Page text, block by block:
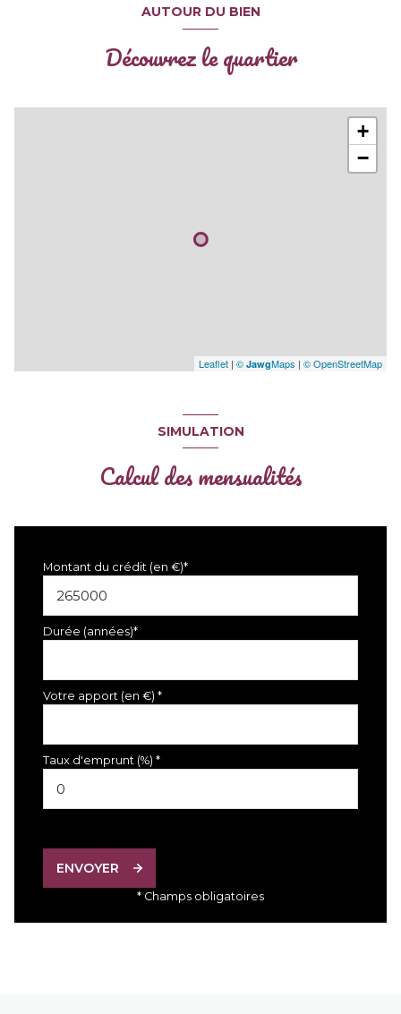
AUTOUR DU BIEN
Découvrez le quartier
+
−
Leaflet | © JawgMaps | © OpenStreetMap
SIMULATION
Calcul des mensualités
Montant du crédit (en €)*
Durée (années)*
Votre apport (en €) *
Taux d'emprunt (%) *
ENVOYER
* Champs obligatoires